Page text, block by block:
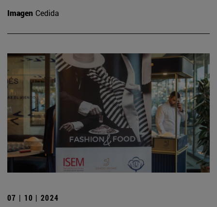
Imagen Cedida
07 | 10 | 2024